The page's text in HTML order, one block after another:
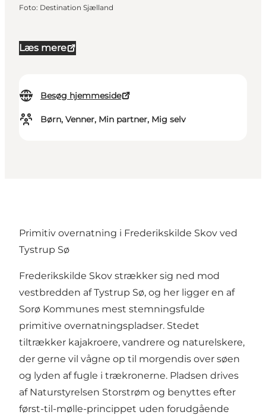
Læs mere
Besøg hjemmeside
Børn, Venner, Min partner, Mig selv
Foto: Destination Sjælland
Primitiv overnatning i Frederikskilde Skov ved
Tystrup Sø
Frederikskilde Skov strækker sig ned mod
vestbredden af Tystrup Sø, og her ligger en af
Sorø Kommunes mest stemningsfulde
primitive overnatningspladser. Stedet
tiltrækker kajakroere, vandrere og naturelskere,
der gerne vil vågne op til morgendis over søen
og lyden af fugle i trækronerne. Pladsen drives
af Naturstyrelsen Storstrøm og benyttes efter
først-til-mølle-princippet uden forudgående